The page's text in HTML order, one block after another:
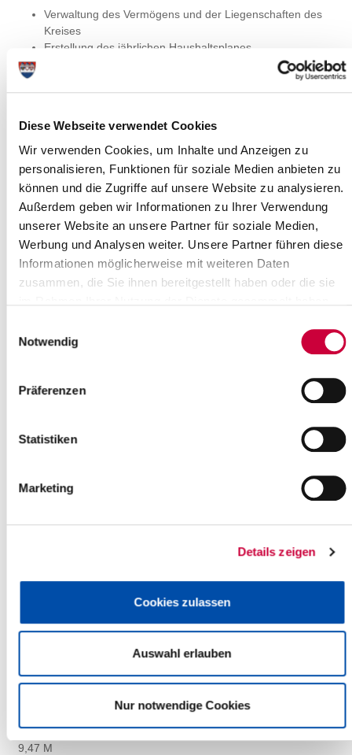
Diese Webseite verwendet Cookies
Wir verwenden Cookies, um Inhalte und Anzeigen zu
personalisieren, Funktionen für soziale Medien anbieten zu
können und die Zugriffe auf unsere Website zu analysieren.
Außerdem geben wir Informationen zu Ihrer Verwendung
unserer Website an unsere Partner für soziale Medien,
Werbung und Analysen weiter. Unsere Partner führen diese
Informationen möglicherweise mit weiteren Daten
zusammen, die Sie ihnen bereitgestellt haben oder die sie
Notwendig
Präferenzen
Statistiken
Marketing
Details zeigen
Cookies zulassen
Auswahl erlauben
Nur notwendige Cookies
Verwaltung des Vermögens und der Liegenschaften des
Kreises
Erstellung des jährlichen Haushaltsplanes
Mittel- und langfristige Finanz- und Investitionsplanung
Aufstellung des Jahresabschlusses
Angelegenheiten des kommunalen Finanzausgleichs;
Kreisumlage
Versicherungswesen
Geschäftsbuchhaltung
Steuerangelegenheiten
Sie haben die Möglichkeit, Ihre Rechnungen auch in digitaler
rechnung[at]steinburg.de
Übersicht der Haushaltspläne des Kreises
Haushalt 2026
5,10 M
9,75 M
4,26 M
9,97 M
1. Nachtrag zum Haushalt 2022
Haushalt 2022
9,47 M